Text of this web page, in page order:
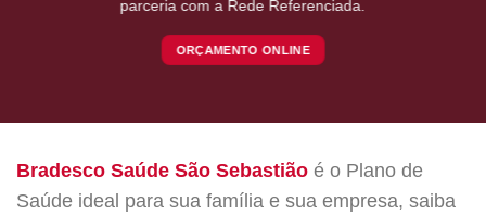
parceria com a Rede Referenciada.
ORÇAMENTO ONLINE
Bradesco Saúde São Sebastião é o Plano de
Saúde ideal para sua família e sua empresa, saiba